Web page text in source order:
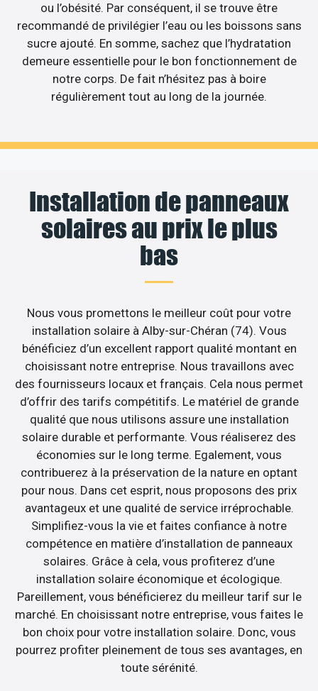
ou l’obésité. Par conséquent, il se trouve être
recommandé de privilégier l’eau ou les boissons sans
sucre ajouté. En somme, sachez que l’hydratation
demeure essentielle pour le bon fonctionnement de
notre corps. De fait n’hésitez pas à boire
régulièrement tout au long de la journée.
Installation de panneaux
solaires au prix le plus
bas
Nous vous promettons le meilleur coût pour votre
installation solaire à Alby-sur-Chéran (74). Vous
bénéficiez d’un excellent rapport qualité montant en
choisissant notre entreprise. Nous travaillons avec
des fournisseurs locaux et français. Cela nous permet
d’offrir des tarifs compétitifs. Le matériel de grande
qualité que nous utilisons assure une installation
solaire durable et performante. Vous réaliserez des
économies sur le long terme. Egalement, vous
contribuerez à la préservation de la nature en optant
pour nous. Dans cet esprit, nous proposons des prix
avantageux et une qualité de service irréprochable.
Simplifiez-vous la vie et faites confiance à notre
compétence en matière d’installation de panneaux
solaires. Grâce à cela, vous profiterez d’une
installation solaire économique et écologique.
Pareillement, vous bénéficierez du meilleur tarif sur le
marché. En choisissant notre entreprise, vous faites le
bon choix pour votre installation solaire. Donc, vous
pourrez profiter pleinement de tous ses avantages, en
toute sérénité.